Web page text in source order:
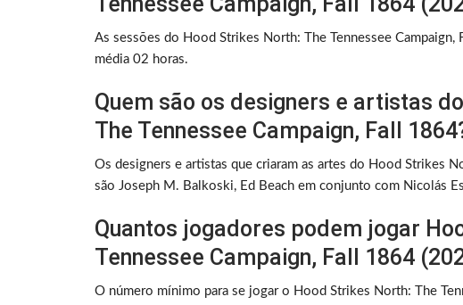
As sessões do Hood Strikes North: The Tennessee
média 02 horas.
Quem são os designers e artistas
The Tennessee Campaign, Fall
Os designers e artistas que criaram as artes do Hood Strikes
são Joseph M. Balkoski, Ed Beach em conjunto com Nicolás
Quantos jogadores podem jogar
Tennessee Campaign, Fall 1864
O número mínimo para se jogar o Hood Strikes North: The